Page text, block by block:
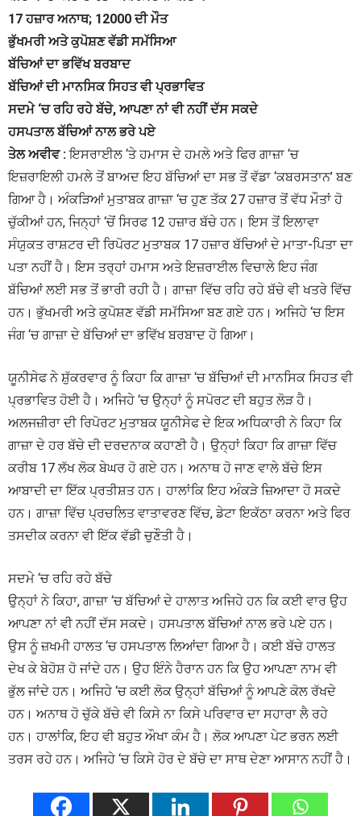
17 ਹਜ਼ਾਰ ਅਨਾਥ; 12000 ਦੀ ਮੌਤ
ਭੁੱਖਮਰੀ ਅਤੇ ਕੁਪੋਸ਼ਣ ਵੱਡੀ ਸਮੱਸਿਆ
ਬੱਚਿਆਂ ਦਾ ਭਵਿੱਖ ਬਰਬਾਦ
ਬੱਚਿਆਂ ਦੀ ਮਾਨਸਿਕ ਸਿਹਤ ਵੀ ਪ੍ਰਭਾਵਿਤ
ਸਦਮੇ ‘ਚ ਰਹਿ ਰਹੇ ਬੱਚੇ, ਆਪਣਾ ਨਾਂ ਵੀ ਨਹੀਂ ਦੱਸ ਸਕਦੇ
ਹਸਪਤਾਲ ਬੱਚਿਆਂ ਨਾਲ ਭਰੇ ਪਏ
ਤੇਲ ਅਵੀਵ :ਇਸਰਾਈਲ ‘ਤੇ ਹਮਾਸ ਦੇ ਹਮਲੇ ਅਤੇ ਫਿਰ ਗਾਜ਼ਾ ‘ਚ
ਇਜ਼ਰਾਇਲੀ ਹਮਲੇ ਤੋਂ ਬਾਅਦ ਇਹ ਬੱਚਿਆਂ ਦਾ ਸਭ ਤੋਂ ਵੱਡਾ ‘ਕਬਰਸਤਾਨ’ ਬਣ
ਗਿਆ ਹੈ। ਅੰਕੜਿਆਂ ਮੁਤਾਬਕ ਗਾਜ਼ਾ ‘ਚ ਹੁਣ ਤੱਕ 27 ਹਜ਼ਾਰ ਤੋਂ ਵੱਧ ਮੌਤਾਂ ਹੋ
ਚੁੱਕੀਆਂ ਹਨ, ਜਿਨ੍ਹਾਂ ‘ਚੋਂ ਸਿਰਫ 12 ਹਜ਼ਾਰ ਬੱਚੇ ਹਨ। ਇਸ ਤੋਂ ਇਲਾਵਾ
ਸੰਯੁਕਤ ਰਾਸ਼ਟਰ ਦੀ ਰਿਪੋਰਟ ਮੁਤਾਬਕ 17 ਹਜ਼ਾਰ ਬੱਚਿਆਂ ਦੇ ਮਾਤਾ-ਪਿਤਾ ਦਾ
ਪਤਾ ਨਹੀਂ ਹੈ। ਇਸ ਤਰ੍ਹਾਂ ਹਮਾਸ ਅਤੇ ਇਜ਼ਰਾਈਲ ਵਿਚਾਲੇ ਇਹ ਜੰਗ
ਬੱਚਿਆਂ ਲਈ ਸਭ ਤੋਂ ਭਾਰੀ ਰਹੀ ਹੈ। ਗਾਜ਼ਾ ਵਿੱਚ ਰਹਿ ਰਹੇ ਬੱਚੇ ਵੀ ਖਤਰੇ ਵਿੱਚ
ਹਨ। ਭੁੱਖਮਰੀ ਅਤੇ ਕੁਪੋਸ਼ਣ ਵੱਡੀ ਸਮੱਸਿਆ ਬਣ ਗਏ ਹਨ। ਅਜਿਹੇ ‘ਚ ਇਸ
ਜੰਗ ‘ਚ ਗਾਜ਼ਾ ਦੇ ਬੱਚਿਆਂ ਦਾ ਭਵਿੱਖ ਬਰਬਾਦ ਹੋ ਗਿਆ।
ਯੂਨੀਸੇਫ ਨੇ ਸ਼ੁੱਕਰਵਾਰ ਨੂੰ ਕਿਹਾ ਕਿ ਗਾਜ਼ਾ ‘ਚ ਬੱਚਿਆਂ ਦੀ ਮਾਨਸਿਕ ਸਿਹਤ ਵੀ
ਪ੍ਰਭਾਵਿਤ ਹੋਈ ਹੈ। ਅਜਿਹੇ ‘ਚ ਉਨ੍ਹਾਂ ਨੂੰ ਸਪੋਰਟ ਦੀ ਬਹੁਤ ਲੋੜ ਹੈ।
ਅਲਜਜ਼ੀਰਾ ਦੀ ਰਿਪੋਰਟ ਮੁਤਾਬਕ ਯੂਨੀਸੇਫ ਦੇ ਇਕ ਅਧਿਕਾਰੀ ਨੇ ਕਿਹਾ ਕਿ
ਗਾਜ਼ਾ ਦੇ ਹਰ ਬੱਚੇ ਦੀ ਦਰਦਨਾਕ ਕਹਾਣੀ ਹੈ। ਉਨ੍ਹਾਂ ਕਿਹਾ ਕਿ ਗਾਜ਼ਾ ਵਿੱਚ
ਕਰੀਬ 17 ਲੱਖ ਲੋਕ ਬੇਘਰ ਹੋ ਗਏ ਹਨ। ਅਨਾਥ ਹੋ ਜਾਣ ਵਾਲੇ ਬੱਚੇ ਇਸ
ਆਬਾਦੀ ਦਾ ਇੱਕ ਪ੍ਰਤੀਸ਼ਤ ਹਨ। ਹਾਲਾਂਕਿ ਇਹ ਅੰਕੜੇ ਜ਼ਿਆਦਾ ਹੋ ਸਕਦੇ
ਹਨ। ਗਾਜ਼ਾ ਵਿੱਚ ਪ੍ਰਚਲਿਤ ਵਾਤਾਵਰਣ ਵਿੱਚ, ਡੇਟਾ ਇਕੱਠਾ ਕਰਨਾ ਅਤੇ ਫਿਰ
ਤਸਦੀਕ ਕਰਨਾ ਵੀ ਇੱਕ ਵੱਡੀ ਚੁਣੌਤੀ ਹੈ।
ਸਦਮੇ ‘ਚ ਰਹਿ ਰਹੇ ਬੱਚੇ
ਉਨ੍ਹਾਂ ਨੇ ਕਿਹਾ, ਗਾਜ਼ਾ ‘ਚ ਬੱਚਿਆਂ ਦੇ ਹਾਲਾਤ ਅਜਿਹੇ ਹਨ ਕਿ ਕਈ ਵਾਰ ਉਹ
ਆਪਣਾ ਨਾਂ ਵੀ ਨਹੀਂ ਦੱਸ ਸਕਦੇ। ਹਸਪਤਾਲ ਬੱਚਿਆਂ ਨਾਲ ਭਰੇ ਪਏ ਹਨ।
ਉਸ ਨੂੰ ਜ਼ਖਮੀ ਹਾਲਤ ‘ਚ ਹਸਪਤਾਲ ਲਿਆਂਦਾ ਗਿਆ ਹੈ। ਕਈ ਬੱਚੇ ਹਾਲਤ
ਦੇਖ ਕੇ ਬੇਹੋਸ਼ ਹੋ ਜਾਂਦੇ ਹਨ। ਉਹ ਇੰਨੇ ਹੈਰਾਨ ਹਨ ਕਿ ਉਹ ਆਪਣਾ ਨਾਮ ਵੀ
ਭੁੱਲ ਜਾਂਦੇ ਹਨ। ਅਜਿਹੇ ‘ਚ ਕਈ ਲੋਕ ਉਨ੍ਹਾਂ ਬੱਚਿਆਂ ਨੂੰ ਆਪਣੇ ਕੋਲ ਰੱਖਦੇ
ਹਨ। ਅਨਾਥ ਹੋ ਚੁੱਕੇ ਬੱਚੇ ਵੀ ਕਿਸੇ ਨਾ ਕਿਸੇ ਪਰਿਵਾਰ ਦਾ ਸਹਾਰਾ ਲੈ ਰਹੇ
ਹਨ। ਹਾਲਾਂਕਿ, ਇਹ ਵੀ ਬਹੁਤ ਔਖਾ ਕੰਮ ਹੈ। ਲੋਕ ਆਪਣਾ ਪੇਟ ਭਰਨ ਲਈ
ਤਰਸ ਰਹੇ ਹਨ। ਅਜਿਹੇ ‘ਚ ਕਿਸੇ ਹੋਰ ਦੇ ਬੱਚੇ ਦਾ ਸਾਥ ਦੇਣਾ ਆਸਾਨ ਨਹੀਂ ਹੈ।